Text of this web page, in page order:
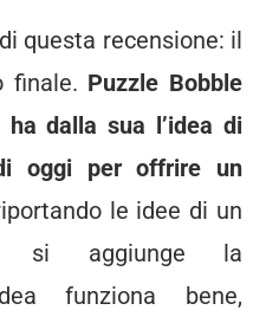
questa recensione: il
finale. Puzzle Bobble
ha dalla sua l’idea di
oggi per offrire un
le idee di un
si aggiunge la
funziona bene,